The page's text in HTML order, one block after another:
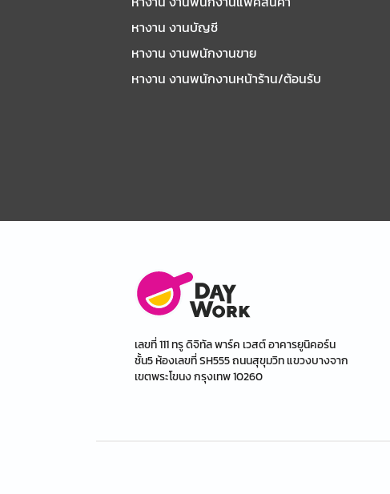
หางาน งานบัญชี
หางาน งานพนักงานขาย
หางาน งานพนักงานหน้าร้าน/ต้อนรับ
เลขที่ 111 ทรู ดิจิทัล พาร์ค เวสต์ อาคารยูนิคอร์น
ชั้น5 ห้องเลขที่ SH555 ถนนสุขุมวิท แขวงบางจาก
เขตพระโขนง กรุงเทพ 10260